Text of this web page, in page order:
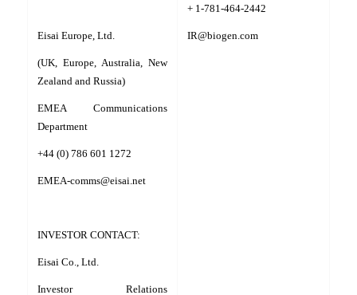
Eisai Europe, Ltd.
(UK, Europe, Australia, New
Zealand and Russia)
EMEA Communications
Department
+44 (0) 786 601 1272
EMEA-comms@eisai.net
INVESTOR CONTACT:
Eisai Co., Ltd.
Investor Relations
+ 1-781-464-2442
IR@biogen.com